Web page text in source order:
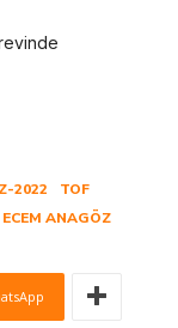
2022
TOF
ANAGÖZ